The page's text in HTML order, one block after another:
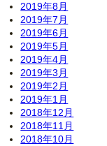
2019年8月
2019年7月
2019年6月
2019年5月
2019年4月
2019年3月
2019年2月
2019年1月
2018年12月
2018年11月
2018年10月